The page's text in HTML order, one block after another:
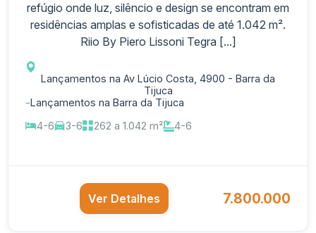
refúgio onde luz, silêncio e design se encontram em
residências amplas e sofisticadas de até 1.042 m².
Riio By Piero Lissoni Tegra [...]
Lançamentos na Av Lúcio Costa, 4900 - Barra da
Tijuca
-Lançamentos na Barra da Tijuca
4-6
3-6 262 a 1.042 m² 4-6
Ver Detalhes 7.800.000